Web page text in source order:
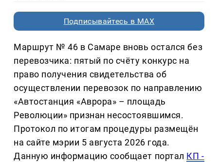
Подписывайтесь в MAX
Маршрут № 46 в Самаре вновь остался без
перевозчика: пятый по счёту конкурс на
право получения свидетельства об
осуществлении перевозок по направлению
«Автостанция «Аврора» – площадь
Революции» признан несостоявшимся.
Протокол по итогам процедуры размещён
на сайте мэрии 5 августа 2026 года.
Данную информацию сообщает портал КП -